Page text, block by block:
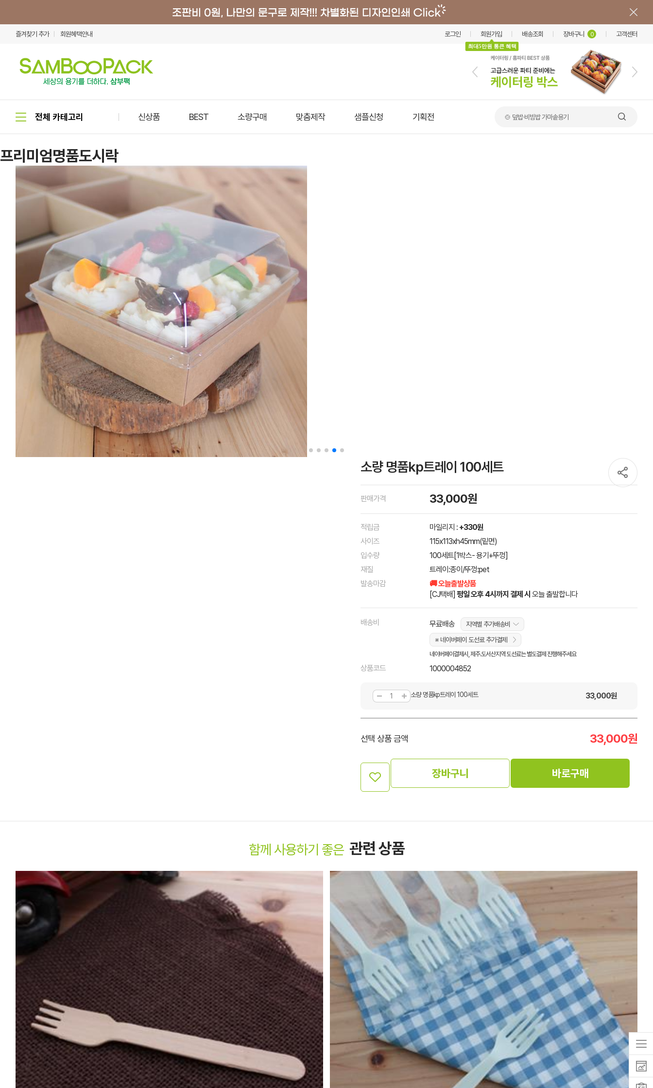
즐겨찾기 추가 회원혜택안내 로그인 회원가입
최대5만원 통큰 혜택
배송조회 장바구니 0 고객센터
신상품 BEST 소량구매 맞춤제작 샘플신청 기획전 🥪 샌드위치 포장용기
프리미엄명품도시락
소량 명품kp트레이 100세트
판매가격 33,000원
적립금 마일리지 : +330원
사이즈
115x113xh45mm(밑면)
입수량
100세트[1박스- 용기+뚜껑]
재질
트레이:종이/뚜껑:pet
발송마감
🚚 오늘출발상품
[CJ택배] 평일 오후 4시까지 결제 시 오늘 출발합니다
배송비 무료배송
지역별 추가배송비
※ 네이버페이 도선료 추가결제
네이버페이결제시, 제주.도서산지역 도선료는 별도결제 진행해주세요
상품코드 1000004852
소량 명품kp트레이 100세트 33,000원
선택 상품 금액 33,000원
장바구니 바로구매
함께 사용하기 좋은 관련 상품